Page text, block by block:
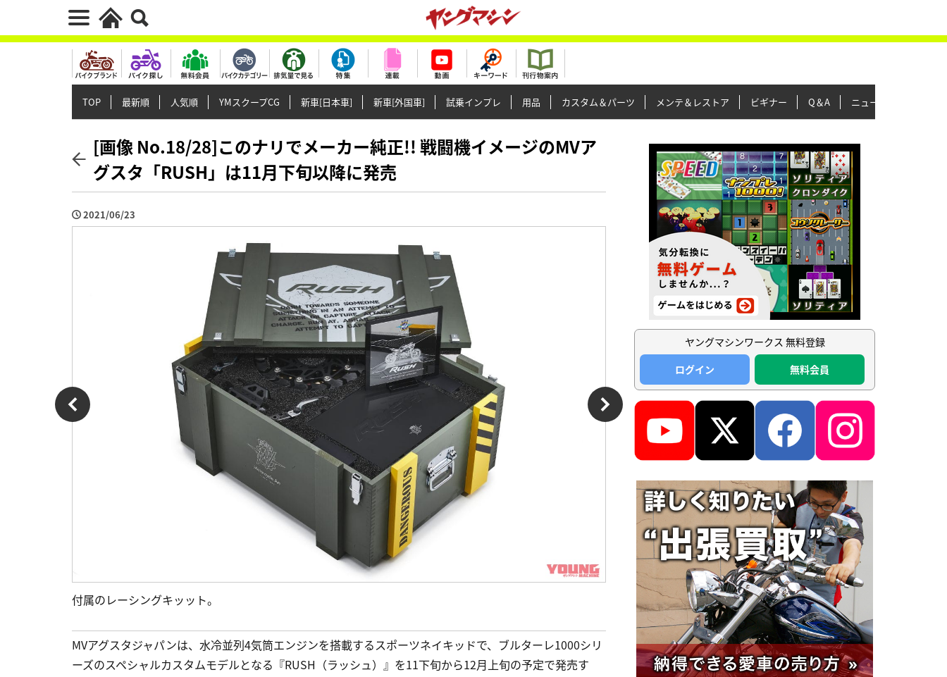
TOP 最新順 人気順 YMスクープCG 新車[日本車] 新車[外国車] 試乗インプレ 用品 カスタム＆パーツ メンテ＆レストア ビギナー Q＆A ニュース＆トピックス
[画像 No.18/28]このナリでメーカー純正!! 戦闘機イメージのMVア
グスタ「RUSH」は11月下旬以降に発売
2021/06/23
付属のレーシングキッット。
MVアグスタジャパンは、水冷並列4気筒エンジンを搭載するスポーツネイキッドで、ブルターレ1000シリ
ーズのスペシャルカスタムモデルとなる『RUSH（ラッシュ）』を11下旬から12月上旬の予定で発売す
ヤングマシンワークス 無料登録
ログイン
無料会員